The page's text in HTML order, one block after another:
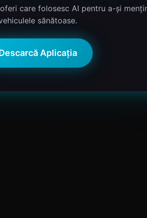
care folosesc AI pentru a-și
sănătoase.
Aplicația